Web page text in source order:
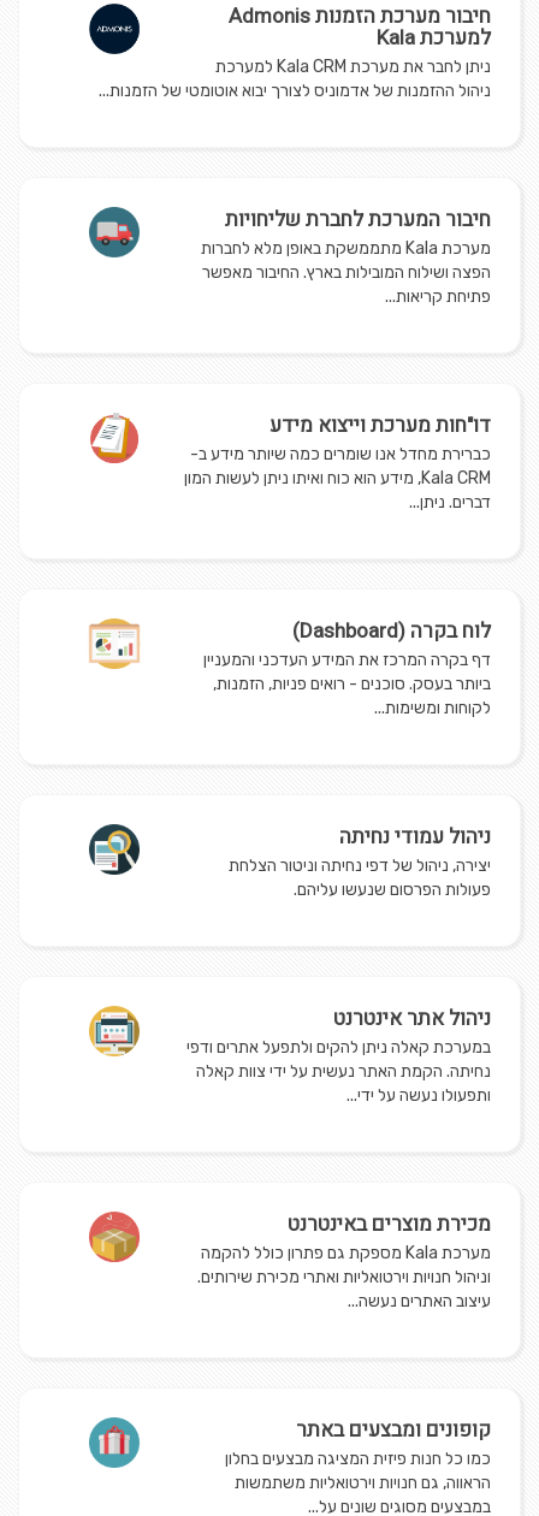
חיבור מערכת הזמנות Admonis
למערכת Kala
ניתן לחבר את מערכת Kala CRM למערכת
ניהול ההזמנות של אדמוניס לצורך יבוא אוטומטי של הזמנות...
חיבור המערכת לחברת שליחויות
מערכת Kala מתממשקת באופן מלא לחברות
הפצה ושילוח המובילות בארץ. החיבור מאפשר
פתיחת קריאות...
דו"חות מערכת וייצוא מידע
כברירת מחדל אנו שומרים כמה שיותר מידע ב-
Kala CRM, מידע הוא כוח ואיתו ניתן לעשות המון
דברים. ניתן...
לוח בקרה (Dashboard)
דף בקרה המרכז את המידע העדכני והמעניין
ביותר בעסק. סוכנים - רואים פניות, הזמנות,
לקוחות ומשימות...
ניהול עמודי נחיתה
יצירה, ניהול של דפי נחיתה וניטור הצלחת
פעולות הפרסום שנעשו עליהם.
ניהול אתר אינטרנט
במערכת קאלה ניתן להקים ולתפעל אתרים ודפי
נחיתה. הקמת האתר נעשית על ידי צוות קאלה
ותפעולו נעשה על ידי...
מכירת מוצרים באינטרנט
מערכת Kala מספקת גם פתרון כולל להקמה
וניהול חנויות וירטואליות ואתרי מכירת שירותים.
עיצוב האתרים נעשה...
קופונים ומבצעים באתר
כמו כל חנות פיזית המציגה מבצעים בחלון
הראווה, גם חנויות וירטואליות משתמשות
במבצעים מסוגים שונים על...